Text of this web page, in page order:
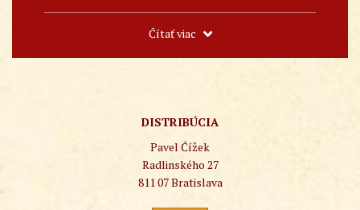
Čítať viac
DISTRIBÚCIA
Pavel Čížek
Radlinského 27
811 07 Bratislava